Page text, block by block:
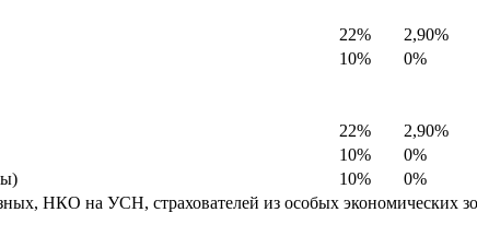
22% 2,90%
10% 0%
22% 2,90%
10% 0%
10% 0%
НКО на УСН, страхователей из особых экономических